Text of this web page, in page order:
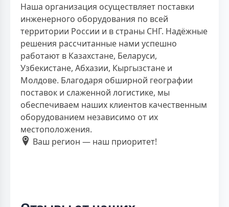
Наша организация осуществляет поставки
инженерного оборудования по всей
территории России и в страны СНГ. Надёжные
решения рассчитанные нами успешно
работают в Казахстане, Беларуси,
Узбекистане, Абхазии, Кыргызстане и
Молдове. Благодаря обширной географии
поставок и слаженной логистике, мы
обеспечиваем наших клиентов качественным
оборудованием независимо от их
местоположения.
Ваш регион — наш приоритет!